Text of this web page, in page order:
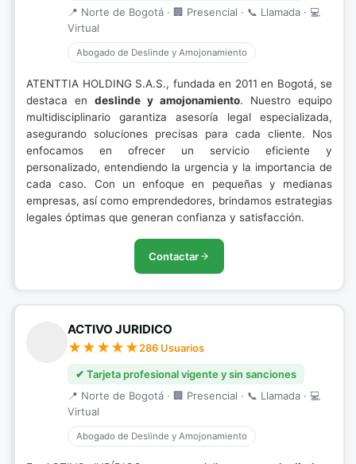
📍 Norte de Bogotá · 🏢 Presencial · 📞 Llamada · 💻
Virtual
Abogado de Deslinde y Amojonamiento
ATENTTIA HOLDING S.A.S., fundada en 2011 en Bogotá, se
destaca en deslinde y amojonamiento. Nuestro equipo
multidisciplinario garantiza asesoría legal especializada,
asegurando soluciones precisas para cada cliente. Nos
enfocamos en ofrecer un servicio eficiente y
personalizado, entendiendo la urgencia y la importancia de
cada caso. Con un enfoque en pequeñas y medianas
empresas, así como emprendedores, brindamos estrategias
legales óptimas que generan confianza y satisfacción.
Contactar
ACTIVO JURIDICO
286 Usuarios
✔ Tarjeta profesional vigente y sin sanciones
📍 Norte de Bogotá · 🏢 Presencial · 📞 Llamada · 💻
Virtual
Abogado de Deslinde y Amojonamiento